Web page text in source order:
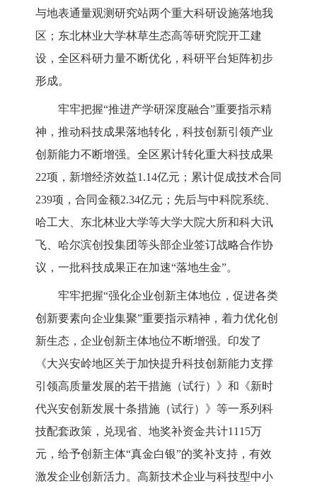
与地表通量观测研究站两个重大科研设施落地我
区；东北林业大学林草生态高等研究院开工建
设，全区科研力量不断优化，科研平台矩阵初步
形成。
牢牢把握“推进产学研深度融合”重要指示精
神，推动科技成果落地转化，科技创新引领产业
创新能力不断增强。全区累计转化重大科技成果
22项，新增经济效益1.14亿元；累计促成技术合同
239项，合同金额2.34亿元；先后与中科院系统、
哈工大、东北林业大学等大学大院大所和科大讯
飞、哈尔滨创投集团等头部企业签订战略合作协
议，一批科技成果正在加速“落地生金”。
牢牢把握“强化企业创新主体地位，促进各类
创新要素向企业集聚”重要指示精神，着力优化创
新生态，企业创新主体地位不断增强。印发了
《大兴安岭地区关于加快提升科技创新能力支撑
引领高质量发展的若干措施（试行）》和《新时
代兴安创新发展十条措施（试行）》等一系列科
技配套政策，兑现省、地奖补资金共计1115万
元，给予创新主体“真金白银”的奖补支持，有效
激发企业创新活力。高新技术企业与科技型中小